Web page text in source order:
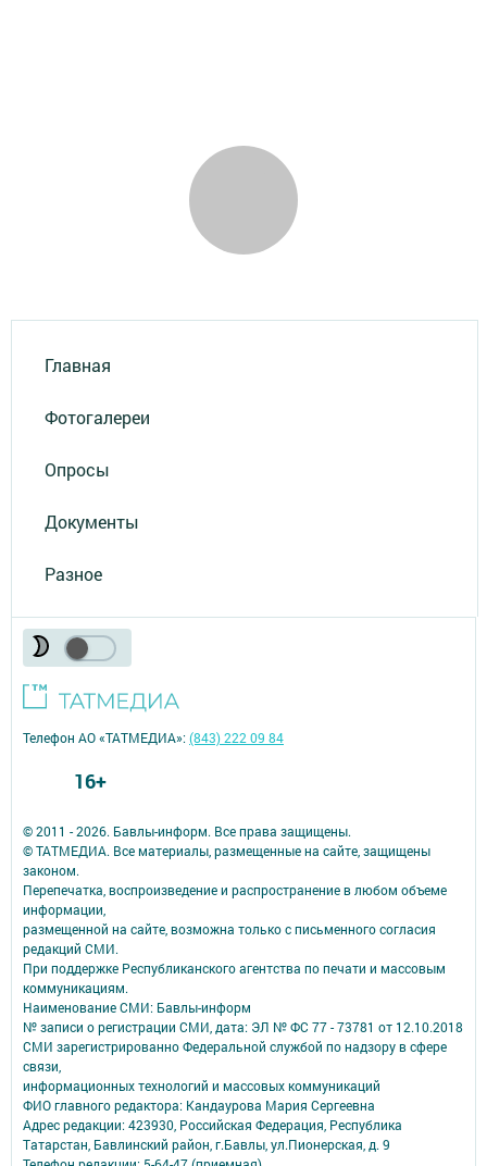
Главная
Фотогалереи
Опросы
Документы
Разное
© 2011 - 2026. Бавлы-информ. Все права защищены.
© ТАТМЕДИА. Все материалы, размещенные на сайте, защищены
законом.
Перепечатка, воспроизведение и распространение в любом объеме
информации,
размещенной на сайте, возможна только с письменного согласия
редакций СМИ.
При поддержке Республиканского агентства по печати и массовым
коммуникациям.
Наименование СМИ: Бавлы-информ
№ записи о регистрации СМИ, дата: ЭЛ № ФС 77 - 73781 от 12.10.2018
СМИ зарегистрированно Федеральной службой по надзору в сфере
связи,
информационных технологий и массовых коммуникаций
ФИО главного редактора: Кандаурова Мария Сергеевна
Адрес редакции: 423930, Российская Федерация, Республика
Татарстан, Бавлинский район, г.Бавлы, ул.Пионерская, д. 9
Телефон АО «ТАТМЕДИА»:(843) 222 09 84
16+